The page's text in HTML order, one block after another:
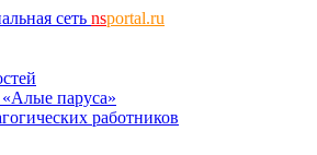
сеть nsportal.ru
паруса»
работников